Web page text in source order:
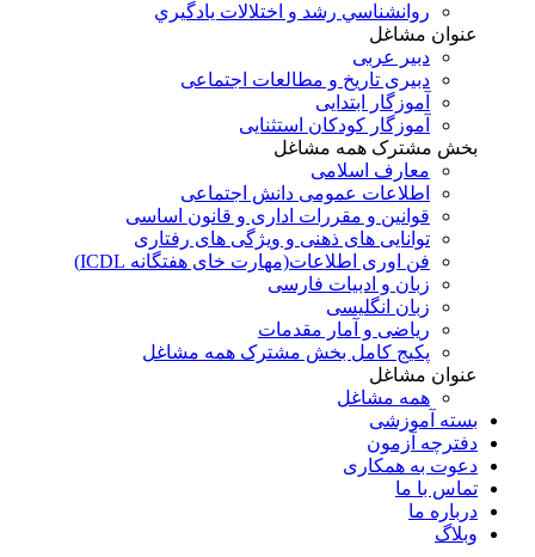
روانشناسي رشد و اختلالات يادگيري
عنوان مشاغل
دبير عربی
دبیری تاریخ و مطالعات اجتماعی
آموزگار ابتدایی
آموزگار کودکان استثنایی
بخش مشترک همه مشاغل
معارف اسلامی
اطلاعات عمومی دانش اجتماعی
قوانین و مقررات اداری و قانون اساسی
توانایی های ذهنی و ویژگی های رفتاری
فن اوری اطلاعات(مهارت خای هفتگانه ICDL)
زبان و ادبیات فارسی
زبان انگلیسی
ریاضی و آمار مقدمات
پکیج کامل بخش مشترک همه مشاغل
عنوان مشاغل
همه مشاغل
بسته آموزشی
دفترچه آزمون
دعوت به همکاری
تماس با ما
درباره ما
وبلاگ